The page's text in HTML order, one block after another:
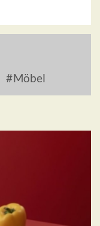
Möbel